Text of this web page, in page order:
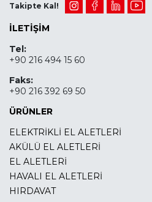
Takipte Kal!
İLETIŞIM
Tel:
+90 216 494 15 60
Faks:
+90 216 392 69 50
ÜRÜNLER
ELEKTRİKLİ EL ALETLERİ
AKÜLÜ EL ALETLERİ
EL ALETLERİ
HAVALI EL ALETLERİ
HIRDAVAT